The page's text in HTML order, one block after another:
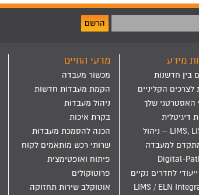
הרשם
מידע
בין חדשנות
לצרכים הקליניים
האסטרטגי שלך
דיגיטלית
LIMS, LIS, ELN – ניהול
למעבדה
Digital-
לחדרים נקיים
LIMS / ELN
מדעי החיים
מכשור מעבדה
הקמת מעבדות חדשות
ניהול מעבדות
בקרת איכות
הכנה להסמכת מעבדות
שרותי רכש מותאמים לקוח
פיתוח ואופטימצית
פרוטוקולים
אוטוקלב שירות תחזוקה